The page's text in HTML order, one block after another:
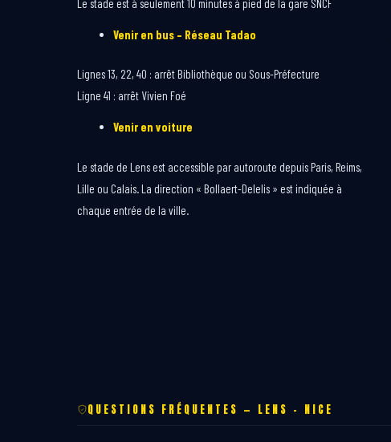
Venir en bus – Réseau Tadao
Lignes 13, 22, 40 : arrêt Bibliothèque ou Sous-Préfecture
Ligne 41 : arrêt Vivien Foé
Venir en voiture
Le stade de Lens est accessible par autoroute depuis Paris, Reims,
Lille ou Calais. La direction « Bollaert-Delelis » est indiquée à
chaque entrée de la ville.
QUESTIONS FRÉQUENTES — LENS – NICE